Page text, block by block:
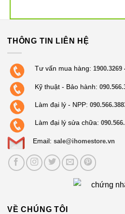
THÔNG TIN LIÊN HỆ
Tư vấn mua hàng: 1900.3269
Kỹ thuật - Bảo hành:
Làm đại lý - NPP:
Làm đại lý sửa chữa:
Email: sale@ihomestore.vn
VỀ CHÚNG TÔI